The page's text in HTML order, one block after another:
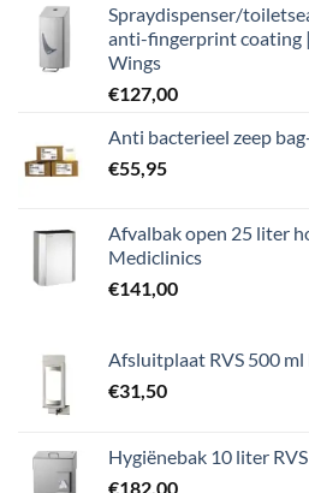
Spraydispenser/
anti-fingerprint coating
Wings
€127,00
Anti bacterieel zeep
€55,95
Afvalbak open 25 liter
Mediclinics
€141,00
Afsluitplaat RVS 500
€31,50
Hygiënebak 10 liter
€182,00